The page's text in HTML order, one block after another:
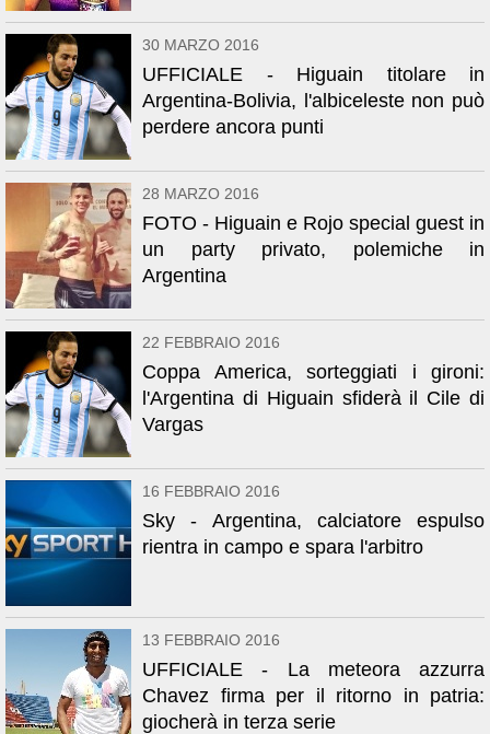
30 MARZO 2016
UFFICIALE - Higuain titolare in
Argentina-Bolivia, l'albiceleste non può
perdere ancora punti
28 MARZO 2016
FOTO - Higuain e Rojo special guest in
un party privato, polemiche in
Argentina
22 FEBBRAIO 2016
Coppa America, sorteggiati i gironi:
l'Argentina di Higuain sfiderà il Cile di
Vargas
16 FEBBRAIO 2016
Sky - Argentina, calciatore espulso
rientra in campo e spara l'arbitro
13 FEBBRAIO 2016
UFFICIALE - La meteora azzurra
Chavez firma per il ritorno in patria:
giocherà in terza serie